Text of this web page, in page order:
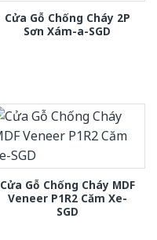
Cửa Gỗ Chống Cháy 2P
Sơn Xám-a-SGD
Cửa Gỗ Chống Cháy MDF
Veneer P1R2 Căm Xe-
SGD